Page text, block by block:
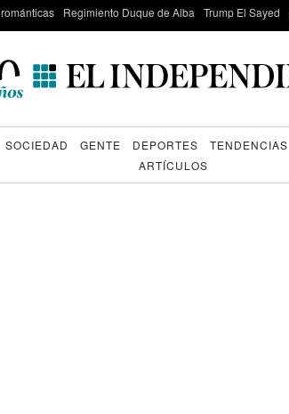
Regimiento Duque de Alba Trump El Sayed
SOCIEDAD GENTE DEPORTES TENDENCIAS
ARTÍCULOS